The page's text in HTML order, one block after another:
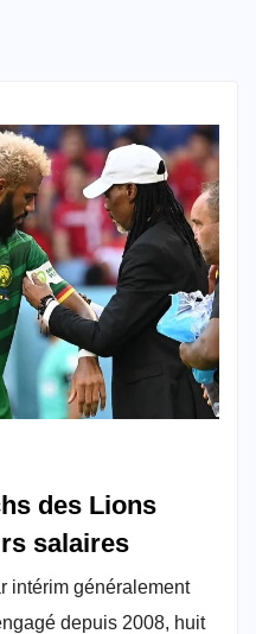
des Lions
salaires
intérim généralement
depuis 2008, huit